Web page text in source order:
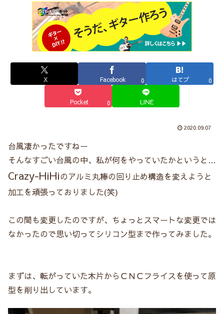
X Facebook 0 はてブ 0
Pocket 0 LINE
2020.09.07
台風凄かったですねー
そんなすごい台風の中、私が何をやっていたかというと…
Crazy-HiHiのアルミ丸棒の回り止め構造を変えようと
加工を頑張っておりました(笑)
この間も変更したのですが、ちょっとスマートな変更では
なかったので思い切ってシリコン型まで作ってみました。
まずは、転がっていた木片からＣＮＣフライスを使って原
型を削り出しています。